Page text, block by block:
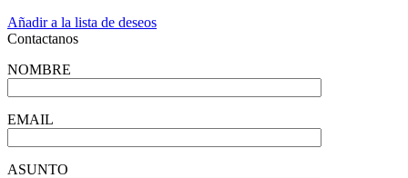
Añadir a la lista de deseos
Contactanos
NOMBRE
EMAIL
ASUNTO